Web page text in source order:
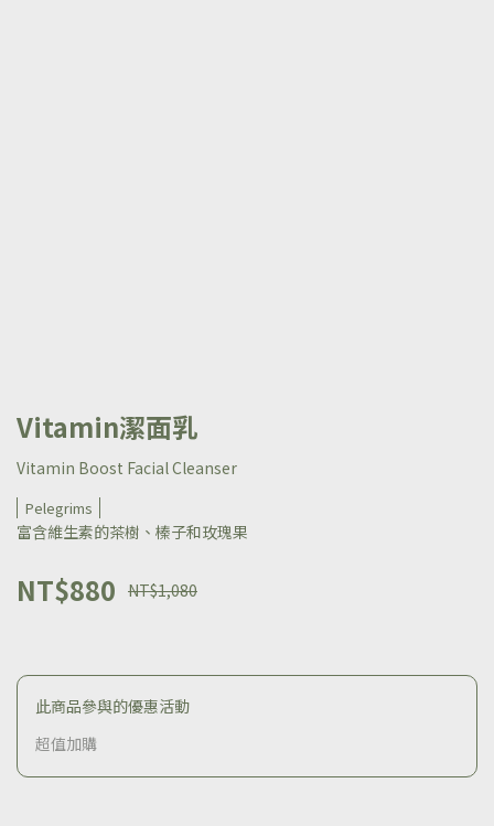
Vitamin潔面乳
Vitamin Boost Facial Cleanser
Pelegrims
富含維生素的茶樹、榛子和玫瑰果
NT$880 NT$1,080
此商品參與的優惠活動
超值加購